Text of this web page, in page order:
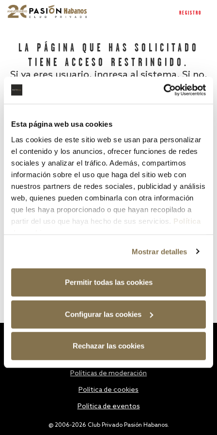
Esta página web usa cookies
Las cookies de este sitio web se usan para personalizar
el contenido y los anuncios, ofrecer funciones de redes
sociales y analizar el tráfico. Además, compartimos
información sobre el uso que haga del sitio web con
nuestros partners de redes sociales, publicidad y análisis
web, quienes pueden combinarla con otra información
que les haya proporcionado o que hayan recopilado a
partir del uso que haya hecho de sus servicios. Política
Mostrar detalles
Permitir todas las cookies
Configurar las cookies
Rechazar las cookies
REGISTRO
LA PÁGINA QUE HAS SOLICITADO
TIENE ACCESO RESTRINGIDO.
Si ya eres usuario, ingresa al sistema. Si no,
¿Has olvidado tu contraseña?
@ 2006-2026 Club Privado Pasión Habanos.
Políticas de moderación
Política de cookies
Política de eventos